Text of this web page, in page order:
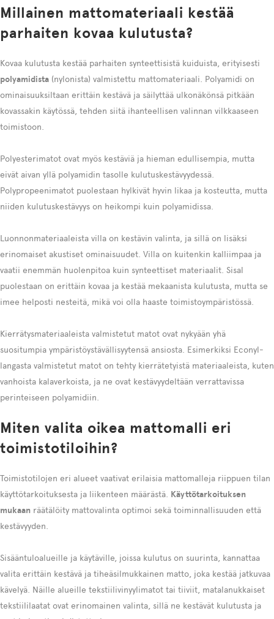
Millainen mattomateriaali kestää
parhaiten kovaa kulutusta?
Kovaa kulutusta kestää parhaiten synteettisistä kuiduista, erityisesti
polyamidista (nylonista) valmistettu mattomateriaali. Polyamidi on
ominaisuuksiltaan erittäin kestävä ja säilyttää ulkonäkönsä pitkään
kovassakin käytössä, tehden siitä ihanteellisen valinnan vilkkaaseen
toimistoon.
Polyesterimatot ovat myös kestäviä ja hieman edullisempia, mutta
eivät aivan yllä polyamidin tasolle kulutuskestävyydessä.
Polypropeenimatot puolestaan hylkivät hyvin likaa ja kosteutta, mutta
niiden kulutuskestävyys on heikompi kuin polyamidissa.
Luonnonmateriaaleista villa on kestävin valinta, ja sillä on lisäksi
erinomaiset akustiset ominaisuudet. Villa on kuitenkin kalliimpaa ja
vaatii enemmän huolenpitoa kuin synteettiset materiaalit. Sisal
puolestaan on erittäin kovaa ja kestää mekaanista kulutusta, mutta se
imee helposti nesteitä, mikä voi olla haaste toimistoympäristössä.
Kierrätysmateriaaleista valmistetut matot ovat nykyään yhä
suositumpia ympäristöystävällisyytensä ansiosta. Esimerkiksi Econyl-
langasta valmistetut matot on tehty kierrätetyistä materiaaleista, kuten
vanhoista kalaverkoista, ja ne ovat kestävyydeltään verrattavissa
perinteiseen polyamidiin.
Miten valita oikea mattomalli eri
toimistotiloihin?
Toimistotilojen eri alueet vaativat erilaisia mattomalleja riippuen tilan
käyttötarkoituksesta ja liikenteen määrästä. Käyttötarkoituksen
mukaan räätälöity mattovalinta optimoi sekä toiminnallisuuden että
kestävyyden.
Sisääntuloalueille ja käytäville, joissa kulutus on suurinta, kannattaa
valita erittäin kestävä ja tiheäsilmukkainen matto, joka kestää jatkuvaa
kävelyä. Näille alueille tekstiilivinyylimatot tai tiiviit, matalanukkaiset
tekstiililaatat ovat erinomainen valinta, sillä ne kestävät kulutusta ja